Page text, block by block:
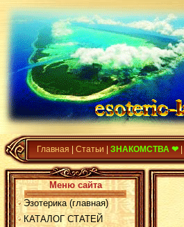
Главная Статьи ЗНАКОМСТВА ❤
Меню сайта
Эзотерика (главная)
КАТАЛОГ СТАТЕЙ